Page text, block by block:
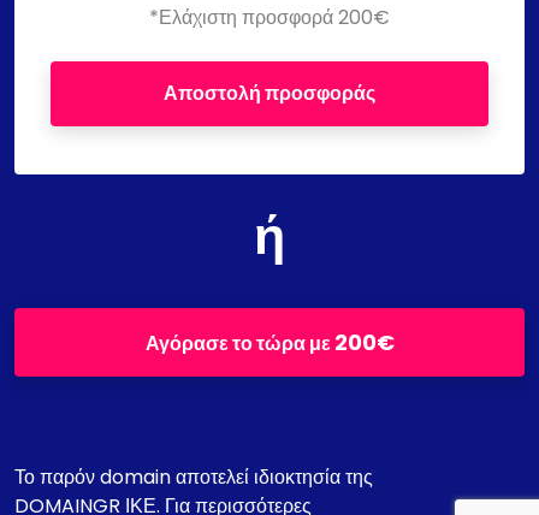
*Ελάχιστη προσφορά 200€
Αποστολή προσφοράς
ή
Αγόρασε το τώρα με200€
Το παρόν domain αποτελεί ιδιοκτησία της
DOMAINGR ΙΚΕ. Για περισσότερες